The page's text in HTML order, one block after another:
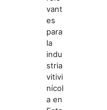
vant
es
para
la
indu
stria
vitivi
nícol
a en